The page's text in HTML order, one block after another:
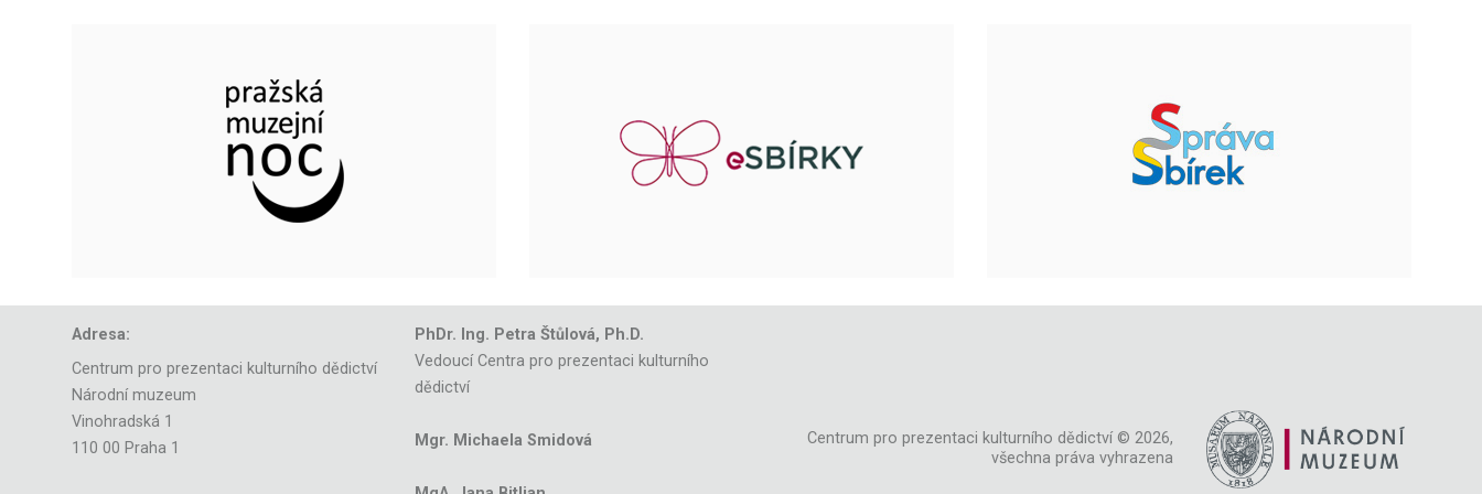
Adresa:
Centrum pro prezentaci kulturního dědictví
Národní muzeum
Vinohradská 1
110 00 Praha 1
PhDr. Ing. Petra Štůlová, Ph.D.
Vedoucí Centra pro prezentaci kulturního
dědictví
Mgr. Michaela Smidová
Centrum pro prezentaci kulturního dědictví © 2026,
všechna práva vyhrazena